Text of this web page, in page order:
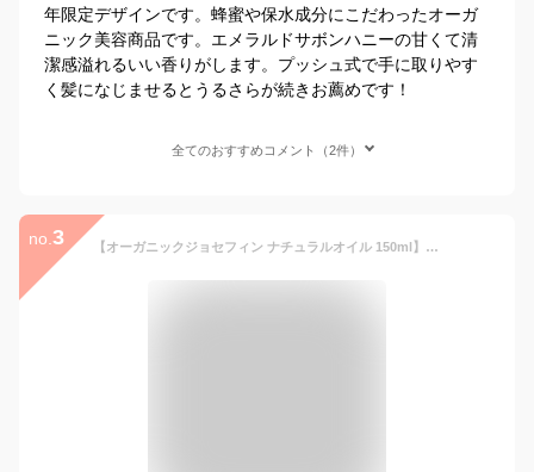
年限定デザインです。蜂蜜や保水成分にこだわったオーガ
ニック美容商品です。エメラルドサボンハニーの甘くて清
潔感溢れるいい香りがします。プッシュ式で手に取りやす
く髪になじませるとうるさらが続きお薦めです！
全てのおすすめコメント（2件）
no. 3 【オーガニックジョセフィン ナチュラルオイル 150ml】ヘアオイル 無添加 グリーンティー サボン ヘアーオイル 無添加 高級 保湿 乾燥 スタイリング サロン 日本製 ギフト 洗い流さない オーガニック スタイリングオイル